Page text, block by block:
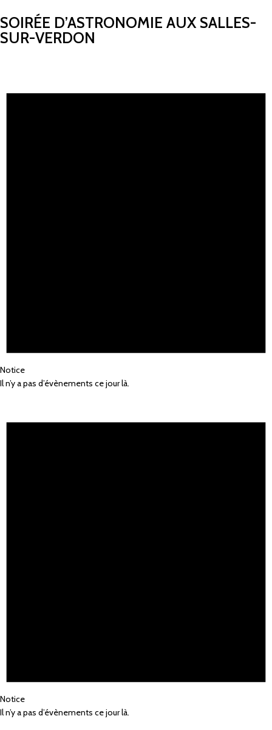
SOIRÉE D’ASTRONOMIE AUX SALLES-
SUR-VERDON
Notice
Il n’y a pas d’évènements ce jour là.
Notice
Il n’y a pas d’évènements ce jour là.